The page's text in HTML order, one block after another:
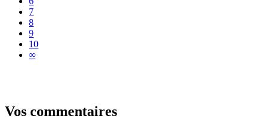
7
8
9
10
∞
Vos commentaires